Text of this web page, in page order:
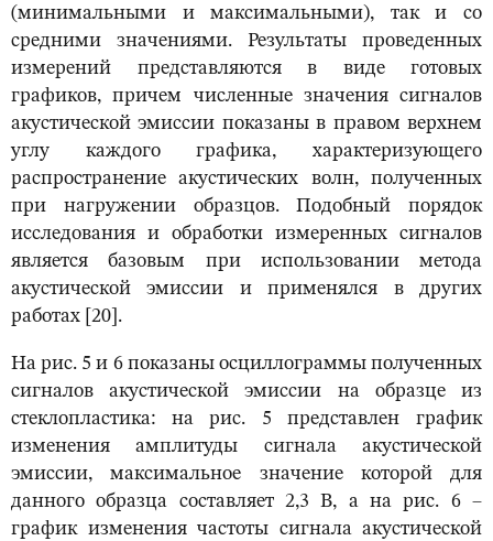
(минимальными и максимальными), так и со
средними значениями. Результаты проведенных
измерений представляются в виде готовых
графиков, причем численные значения сигналов
акустической эмиссии показаны в правом верхнем
углу каждого графика, характеризующего
распространение акустических волн, полученных
при нагружении образцов. Подобный порядок
исследования и обработки измеренных сигналов
является базовым при использовании метода
акустической эмиссии и применялся в других
работах [20].
На рис. 5 и 6 показаны осциллограммы полученных
сигналов акустической эмиссии на образце из
стеклопластика: на рис. 5 представлен график
изменения амплитуды сигнала акустической
эмиссии, максимальное значение которой для
данного образца составляет 2,3 В, а на рис. 6 –
график изменения частоты сигнала акустической